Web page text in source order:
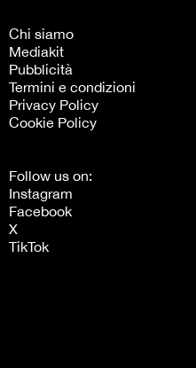
Chi siamo
Mediakit
Pubblicità
Termini e condizioni
Privacy Policy
Cookie Policy
Follow us on:
Instagram
Facebook
X
TikTok